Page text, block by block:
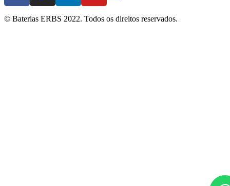
© Baterias ERBS 2022. Todos os direitos reservados.